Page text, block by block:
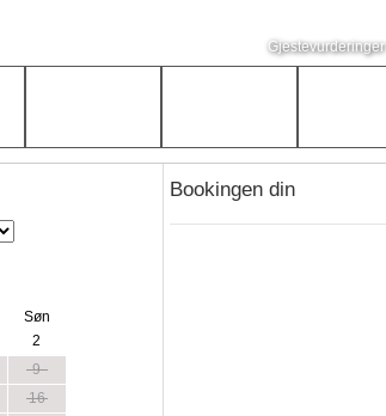
Gjestevurderinger
Søn
2
9
16
Bookingen din